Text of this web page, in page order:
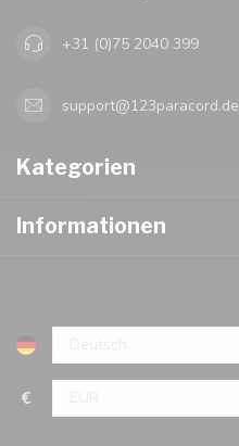
+31 (0)75 2040 399
support@123paracord.de
Kategorien
Informationen
€